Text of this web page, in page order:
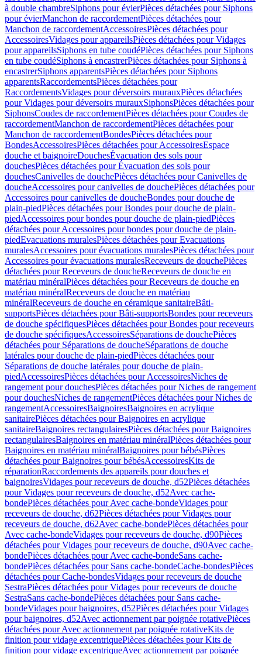
à double chambreSiphons pour évierPièces détachées pour Siphons
pour évierManchon de raccordementPièces détachées pour
Manchon de raccordementAccessoiresPièces détachées pour
AccessoiresVidages pour appareilsPièces détachées pour Vidages
pour appareilsSiphons en tube coudéPièces détachées pour Siphons
en tube coudéSiphons à encastrerPièces détachées pour Siphons à
encastrerSiphons apparentsPièces détachées pour Siphons
apparentsRaccordementsPièces détachées pour
RaccordementsVidages pour déversoirs murauxPièces détachées
pour Vidages pour déversoirs murauxSiphonsPièces détachées pour
SiphonsCoudes de raccordementPièces détachées pour Coudes de
raccordementManchon de raccordementPièces détachées pour
Manchon de raccordementBondesPièces détachées pour
BondesAccessoiresPièces détachées pour AccessoiresEspace
douche et baignoireDouchesÉvacuation des sols pour
douchesPièces détachées pour Évacuation des sols pour
douchesCanivelles de douchePièces détachées pour Canivelles de
doucheAccessoires pour canivelles de douchePièces détachées pour
Accessoires pour canivelles de doucheBondes pour douche de
plain-piedPièces détachées pour Bondes pour douche de plain-
piedAccessoires pour bondes pour douche de plain-piedPièces
détachées pour Accessoires pour bondes pour douche de plain-
piedEvacuations muralesPièces détachées pour Evacuations
muralesAccessoires pour évacuations muralesPièces détachées pour
Accessoires pour évacuations muralesReceveurs de douchePièces
détachées pour Receveurs de doucheReceveurs de douche en
matériau minéralPièces détachées pour Receveurs de douche en
matériau minéralReceveurs de douche en matériau
minéralReceveurs de douche en céramique sanitaireBâti-
supportsPièces détachées pour Bâti-supportsBondes pour receveurs
de douche spécifiquesPièces détachées pour Bondes pour receveurs
de douche spécifiquesAccessoiresSéparations de douchePièces
détachées pour Séparations de doucheSéparations de douche
latérales pour douche de plain-piedPièces détachées pour
Séparations de douche latérales pour douche de plain-
piedAccessoiresPièces détachées pour AccessoiresNiches de
rangement pour douchesPièces détachées pour Niches de rangement
pour douchesNiches de rangementPièces détachées pour Niches de
rangementAccessoiresBaignoiresBaignoires en acrylique
sanitairePièces détachées pour Baignoires en acrylique
sanitaireBaignoires rectangulairesPièces détachées pour Baignoires
rectangulairesBaignoires en matériau minéralPièces détachées pour
Baignoires en matériau minéralBaignoires pour bébésPièces
détachées pour Baignoires pour bébésAccessoiresKits de
réparationRaccordements des appareils pour douches et
baignoiresVidages pour receveurs de douche, d52Pièces détachées
pour Vidages pour receveurs de douche, d52Avec cache-
bondePièces détachées pour Avec cache-bondeVidages pour
receveurs de douche, d62Pièces détachées pour Vidages pour
receveurs de douche, d62Avec cache-bondePièces détachées pour
Avec cache-bondeVidages pour receveurs de douche, d90Pièces
détachées pour Vidages pour receveurs de douche, d90Avec cache-
bondePièces détachées pour Avec cache-bondeSans cache-
bondePièces détachées pour Sans cache-bondeCache-bondesPièces
détachées pour Cache-bondesVidages pour receveurs de douche
SestraPièces détachées pour Vidages pour receveurs de douche
SestraSans cache-bondePièces détachées pour Sans cache-
bondeVidages pour baignoires, d52Pièces détachées pour Vidages
pour baignoires, d52Avec actionnement par poignée rotativePièces
détachées pour Avec actionnement par poignée rotativeKits de
finition pour vidage excentriquePièces détachées pour Kits de
finition pour vidage excentriqueAvec actionnement par poignée